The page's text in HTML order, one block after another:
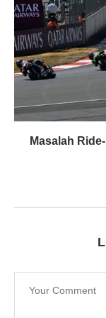
Masalah